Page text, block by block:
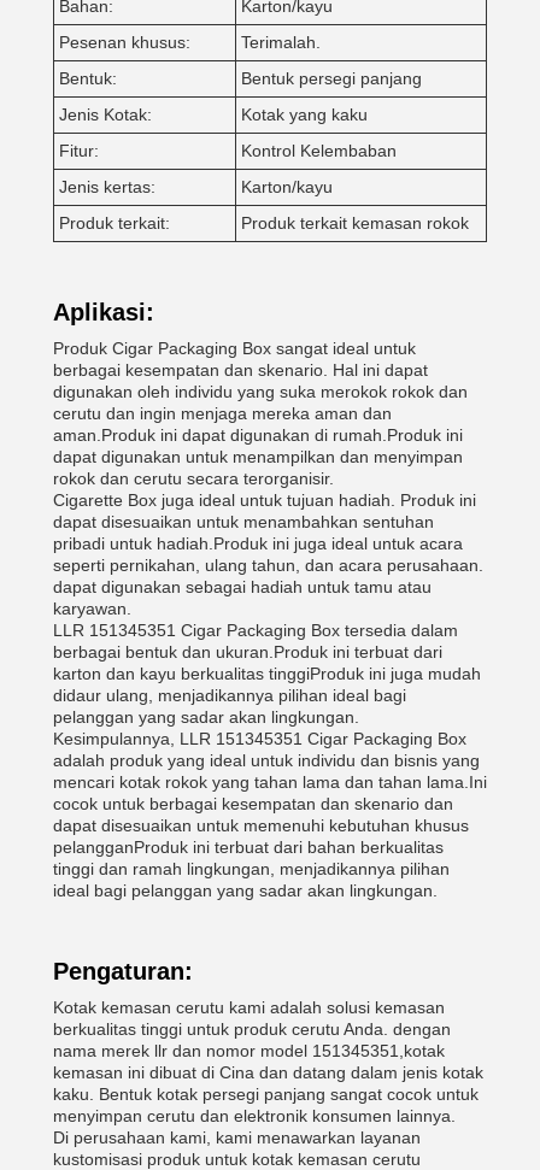
Bahan:
Karton/kayu
Pesenan khusus:
Terimalah.
Bentuk:
Bentuk persegi panjang
Jenis Kotak:
Kotak yang kaku
Fitur:
Kontrol Kelembaban
Jenis kertas:
Karton/kayu
Produk terkait:
Produk terkait kemasan rokok
Aplikasi:
Produk Cigar Packaging Box sangat ideal untuk
berbagai kesempatan dan skenario. Hal ini dapat
digunakan oleh individu yang suka merokok rokok dan
cerutu dan ingin menjaga mereka aman dan
aman.Produk ini dapat digunakan di rumah.Produk ini
dapat digunakan untuk menampilkan dan menyimpan
rokok dan cerutu secara terorganisir.
Cigarette Box juga ideal untuk tujuan hadiah. Produk ini
dapat disesuaikan untuk menambahkan sentuhan
pribadi untuk hadiah.Produk ini juga ideal untuk acara
seperti pernikahan, ulang tahun, dan acara perusahaan.
dapat digunakan sebagai hadiah untuk tamu atau
karyawan.
LLR 151345351 Cigar Packaging Box tersedia dalam
berbagai bentuk dan ukuran.Produk ini terbuat dari
karton dan kayu berkualitas tinggiProduk ini juga mudah
didaur ulang, menjadikannya pilihan ideal bagi
pelanggan yang sadar akan lingkungan.
Kesimpulannya, LLR 151345351 Cigar Packaging Box
adalah produk yang ideal untuk individu dan bisnis yang
mencari kotak rokok yang tahan lama dan tahan lama.Ini
cocok untuk berbagai kesempatan dan skenario dan
dapat disesuaikan untuk memenuhi kebutuhan khusus
pelangganProduk ini terbuat dari bahan berkualitas
tinggi dan ramah lingkungan, menjadikannya pilihan
ideal bagi pelanggan yang sadar akan lingkungan.
Pengaturan:
Kotak kemasan cerutu kami adalah solusi kemasan
berkualitas tinggi untuk produk cerutu Anda. dengan
nama merek llr dan nomor model 151345351,kotak
kemasan ini dibuat di Cina dan datang dalam jenis kotak
kaku. Bentuk kotak persegi panjang sangat cocok untuk
menyimpan cerutu dan elektronik konsumen lainnya.
Di perusahaan kami, kami menawarkan layanan
kustomisasi produk untuk kotak kemasan cerutu